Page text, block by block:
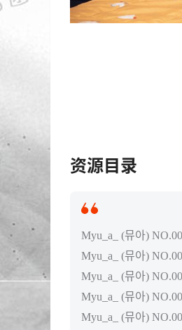
资源目录
Myu_a_ (뮤아)
Myu_a_ (뮤아)
Myu_a_ (뮤아)
Myu_a_ (뮤아)
Myu_a_ (뮤아)